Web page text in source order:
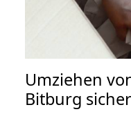
Umziehen
Bitburg